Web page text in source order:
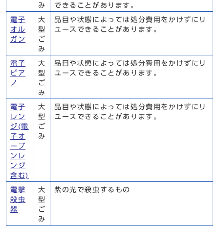
み
できることがあります。
電子
オル
ガン
大
型
ご
み
品目や状態によっては処分費用をかけずにリ
ユースできることがあります。
電子
ピア
ノ
大
型
ご
み
品目や状態によっては処分費用をかけずにリ
ユースできることがあります。
電子
レン
ジ(電
子オ
ーブ
ンレ
ンジ
含む)
大
型
ご
み
品目や状態によっては処分費用をかけずにリ
ユースできることがあります。
電撃
殺虫
器
大
型
ご
み
紫の光で殺虫するもの